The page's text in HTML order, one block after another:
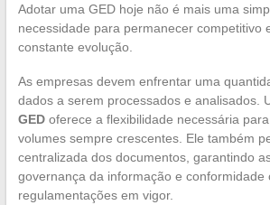
Adotar uma GED hoje não é mais uma
necessidade para permanecer competitivo
constante evolução.
As empresas devem enfrentar uma
dados a serem processados e analisados.
GEDoferece a flexibilidade necessária
volumes sempre crescentes. Ele também
centralizada dos documentos, garantindo
governança da informação e conformidade
regulamentações em vigor.